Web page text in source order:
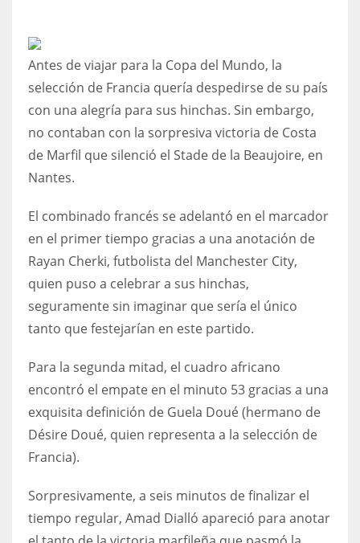
24
IND
34
MIN
24
PIT
NE
16
OAK
NYG
Antes de viajar para la Copa del Mundo, la
selección de Francia quería despedirse de su país
con una alegría para sus hinchas. Sin embargo,
no contaban con la sorpresiva victoria de Costa
de Marfil que silenció el Stade de la Beaujoire, en
Nantes.
El combinado francés se adelantó en el marcador
en el primer tiempo gracias a una anotación de
Rayan Cherki, futbolista del Manchester City,
quien puso a celebrar a sus hinchas,
seguramente sin imaginar que sería el único
tanto que festejarían en este partido.
Para la segunda mitad, el cuadro africano
encontró el empate en el minuto 53 gracias a una
exquisita definición de Guela Doué (hermano de
Désire Doué, quien representa a la selección de
Francia).
Sorpresivamente, a seis minutos de finalizar el
tiempo regular, Amad Dialló apareció para anotar